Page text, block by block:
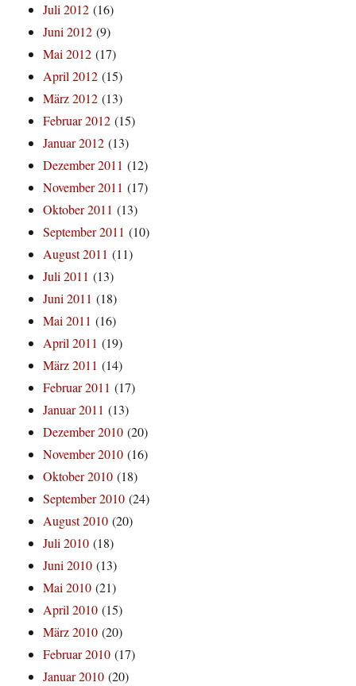
Juli 2012 (16)
Juni 2012 (9)
Mai 2012 (17)
April 2012 (15)
März 2012 (13)
Februar 2012 (15)
Januar 2012 (13)
Dezember 2011 (12)
November 2011 (17)
Oktober 2011 (13)
September 2011 (10)
August 2011 (11)
Juli 2011 (13)
Juni 2011 (18)
Mai 2011 (16)
April 2011 (19)
März 2011 (14)
Februar 2011 (17)
Januar 2011 (13)
Dezember 2010 (20)
November 2010 (16)
Oktober 2010 (18)
September 2010 (24)
August 2010 (20)
Juli 2010 (18)
Juni 2010 (13)
Mai 2010 (21)
April 2010 (15)
März 2010 (20)
Februar 2010 (17)
Januar 2010 (20)